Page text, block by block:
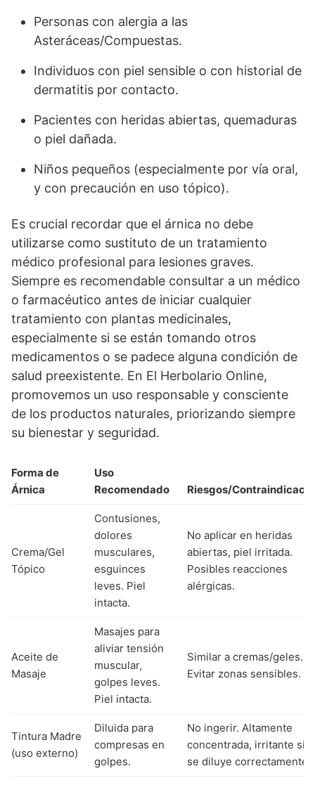
Personas con alergia a las
Asteráceas/Compuestas.
Individuos con piel sensible o con historial de
dermatitis por contacto.
Pacientes con heridas abiertas, quemaduras
o piel dañada.
Niños pequeños (especialmente por vía oral,
y con precaución en uso tópico).
Es crucial recordar que el árnica no debe
utilizarse como sustituto de un tratamiento
médico profesional para lesiones graves.
Siempre es recomendable consultar a un médico
o farmacéutico antes de iniciar cualquier
tratamiento con plantas medicinales,
especialmente si se están tomando otros
medicamentos o se padece alguna condición de
salud preexistente. En El Herbolario Online,
promovemos un uso responsable y consciente
de los productos naturales, priorizando siempre
su bienestar y seguridad.
Forma de
Árnica
Uso
Recomendado
Riesgos/
Crema/Gel
Tópico
Contusiones,
dolores
musculares,
esguinces
leves. Piel
intacta.
No aplicar en heridas
abiertas, piel irritada.
Posibles reacciones
alérgicas.
Aceite de
Masaje
Masajes para
aliviar tensión
muscular,
golpes leves.
Piel intacta.
Similar a cremas/geles.
Evitar zonas sensibles.
Tintura Madre
(uso externo)
Diluida para
compresas en
golpes.
No ingerir. Altamente
concentrada, irritante si
se diluye correctamente.